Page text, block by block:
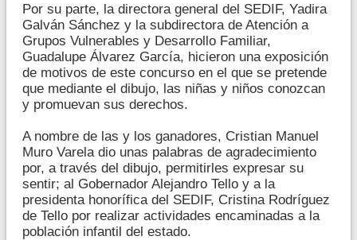
Por su parte, la directora general del SEDIF, Yadira
Galván Sánchez y la subdirectora de Atención a
Grupos Vulnerables y Desarrollo Familiar,
Guadalupe Álvarez García, hicieron una exposición
de motivos de este concurso en el que se pretende
que mediante el dibujo, las niñas y niños conozcan
y promuevan sus derechos.
A nombre de las y los ganadores, Cristian Manuel
Muro Varela dio unas palabras de agradecimiento
por, a través del dibujo, permitirles expresar su
sentir; al Gobernador Alejandro Tello y a la
presidenta honorífica del SEDIF, Cristina Rodríguez
de Tello por realizar actividades encaminadas a la
población infantil del estado.